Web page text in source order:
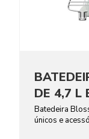
DE 4,7 L
Batedeira
únicos e